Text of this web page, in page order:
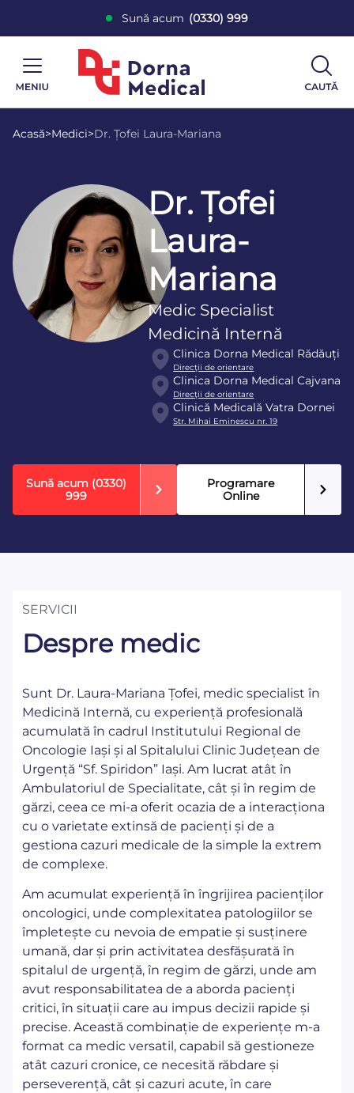
Sună acum (0330) 999
Acasă>Medici>Dr. Țofei Laura-Mariana
Dr. Țofei
Laura-
Mariana
Medic Specialist
Medicină Internă
Clinica Dorna Medical Rădăuți
Direcţii de orientare
Clinica Dorna Medical Cajvana
Direcţii de orientare
Clinică Medicală Vatra Dornei
Str. Mihai Eminescu nr. 19
Sună acum (0330)
999
Programare
Online
SERVICII
Despre medic
Sunt Dr. Laura-Mariana Țofei, medic specialist în
Medicină Internă, cu experiență profesională
acumulată în cadrul Institutului Regional de
Oncologie Iași și al Spitalului Clinic Județean de
Urgență “Sf. Spiridon” Iași. Am lucrat atât în
Ambulatoriul de Specialitate, cât și în regim de
gărzi, ceea ce mi-a oferit ocazia de a interacționa
cu o varietate extinsă de pacienți și de a
gestiona cazuri medicale de la simple la extrem
de complexe.
Am acumulat experiență în îngrijirea pacienților
oncologici, unde complexitatea patologiilor se
împletește cu nevoia de empatie și susținere
umană, dar și prin activitatea desfășurată în
spitalul de urgență, în regim de gărzi, unde am
avut responsabilitatea de a aborda pacienți
critici, în situații care au impus decizii rapide și
precise. Această combinație de experiențe m-a
format ca medic versatil, capabil să gestioneze
atât cazuri cronice, ce necesită răbdare și
perseverență, cât și cazuri acute, în care